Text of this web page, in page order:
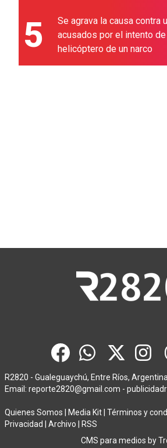
5
Se agrava la causa contra
acusados por el intento
helicóptero de un narco
R2820 - Gualeguaychú, Entre Ríos, Argentina
Email: reporte2820@gmail.com -
Quienes Somos Media Kit Términos y
Privacidad
Archivo
RSS
CMS para medios by